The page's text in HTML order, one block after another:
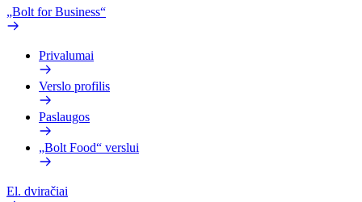
„Bolt for Business“
Privalumai
Verslo profilis
Paslaugos
„Bolt Food“ verslui
El. dviračiai